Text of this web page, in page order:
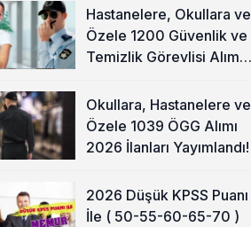
Hastanelere, Okullara ve
Özele 1200 Güvenlik ve
Temizlik Görevlisi Alımı
Okullara, Hastanelere ve
Özele 1039 ÖGG Alımı
2026 İlanları Yayımlandı!
2026 Düşük KPSS Puanı
İle ( 50-55-60-65-70 )